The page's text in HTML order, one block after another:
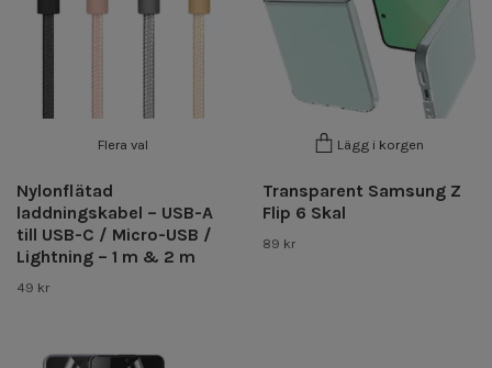
Flera val
Nylonflätad
laddningskabel – USB-A
till USB-C / Micro-USB /
Lightning – 1 m & 2 m
49 kr
Lägg i korgen
Transparent Samsung Z
Flip 6 Skal
89 kr